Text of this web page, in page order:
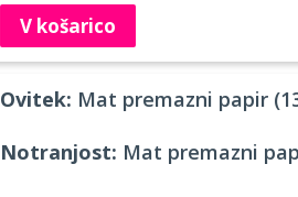
V košarico
Ovitek: Mat premazni papir
Notranjost: Mat premazni